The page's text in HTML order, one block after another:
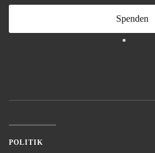
Spenden
POLITIK